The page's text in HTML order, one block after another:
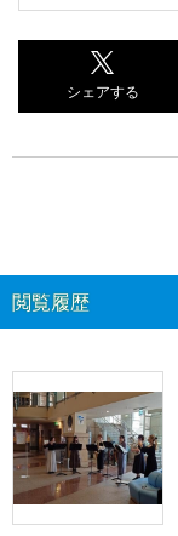
シェアする
閲覧履歴